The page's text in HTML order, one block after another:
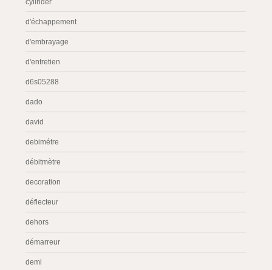
cylinder
d'échappement
d'embrayage
d'entretien
d6s05288
dado
david
debimétre
débitmètre
decoration
déflecteur
dehors
démarreur
demi